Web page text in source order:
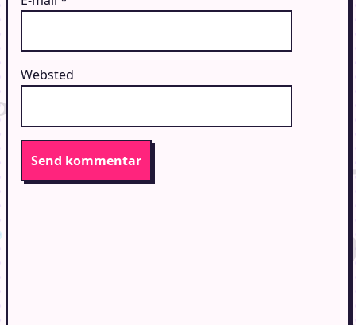
Websted